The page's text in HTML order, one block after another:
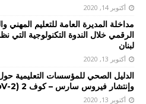
أكتوبر 14, 2020
مداخلة المديرة العامة للتعليم المهني
الرقمي خلال الندوة التكنولوجية التي
لبنان
أكتوبر 13, 2020
الدليل الصحي للمؤسسات التعليمية حول
وإنتشار فيروس سارس – كوف 2 (SARS-CoV-2)
أكتوبر 13, 2020